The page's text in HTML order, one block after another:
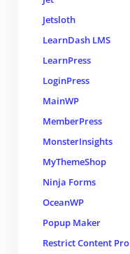
Jetsloth
LearnDash LMS
LearnPress
LoginPress
MainWP
MemberPress
MonsterInsights
MyThemeShop
Ninja Forms
OceanWP
Popup Maker
Restrict Content Pro